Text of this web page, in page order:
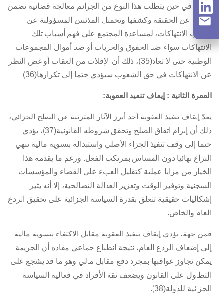
مالية. في حين يتطلب هذا النوع من الجرائم معالجة قضائية تضمن
البحث عن الحقيقة وكشفها وتحميل المذنبين المسؤولية عن
ارتكاب الانتهاكات، لمساعدة المجتمع على فهم أسباب تلك
الانتهاكات سواء ضد الحقوق والحريات أو ضد أموال المجموعات
الوطنية حتى لا تعاد(35)، ذلك أن الإفلات من العقاب أو غض النظر
عن الانتهاكات في حق الشعوب سيؤدي حتما إلى تكرارها(36).
الفقرة الثانية : إيقاف تنفيذ العقوبة:
يعدّ إيقاف تنفيذ العقوبة أحد أبرز الآثار المترتبة عن الصلح الجزائي،
ذلك أن إبرام اتفاق الصلح وتحقق شروطه القانونية(37)، يؤدي
حتما إلى وقف تنفيذ الجزاء الأصلي واستبداله بتسوية مالية تنهي
النزاع نهائيا دون المساس بمرتكب الفعل. ورغم ما يقدمه هذا
الخيار من مزايا عملية كتقليل العبء على القضاء والمؤسسات
السجنية وتوفير الوقت وتعزيز العدالة التصالحية، إلا أنه يثير
إشكاليات حقيقية تتعلق بقدرة السياسة الجزائية على تحقيق الردع
العام والخاص.
فمن جهة، يؤدي إيقاف تنفيذ العقوبة مقابل الاكتفاء بتسوية مالية
إلى إضعاف الردع العام، نتيجة انطباع جماعي مفاده أن الجريمة
يمكن تجاوز عواقبها بمجرد دفع مقابل مالي وهو ما قد يشجع على
التطاول على القانون ويضعف ثقة الأفراد في فعالية السياسة
الجزائية للدولة(38).